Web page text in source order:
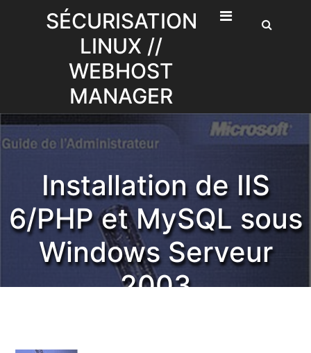
SÉCURISATION
LINUX //
WEBHOST
MANAGER
Installation de IIS
6/PHP et MySQL sous
Windows Serveur
2003